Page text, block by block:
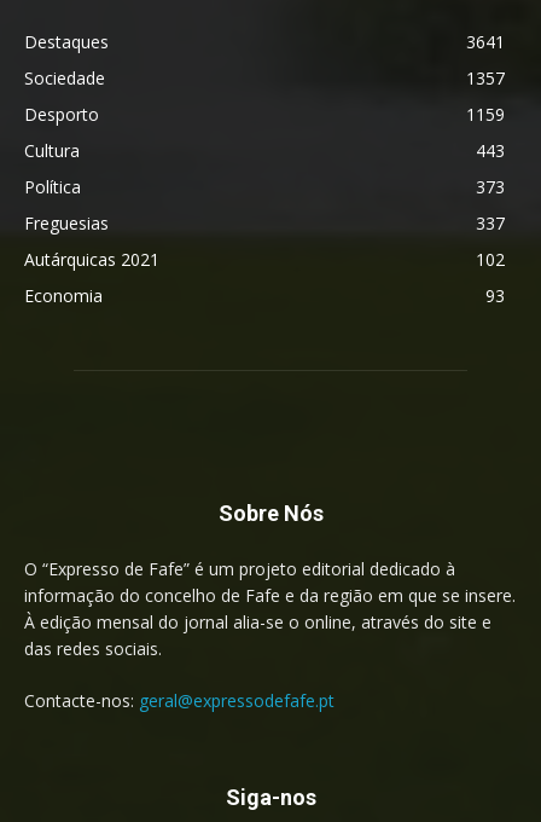
Destaques
3641
Sociedade
1357
Desporto
1159
Cultura
443
Política
373
Freguesias
337
Autárquicas 2021
102
Economia
93
Sobre Nós
O “Expresso de Fafe” é um projeto editorial dedicado à
informação do concelho de Fafe e da região em que se insere.
À edição mensal do jornal alia-se o online, através do site e
das redes sociais.
Contacte-nos: geral@expressodefafe.pt
Siga-nos